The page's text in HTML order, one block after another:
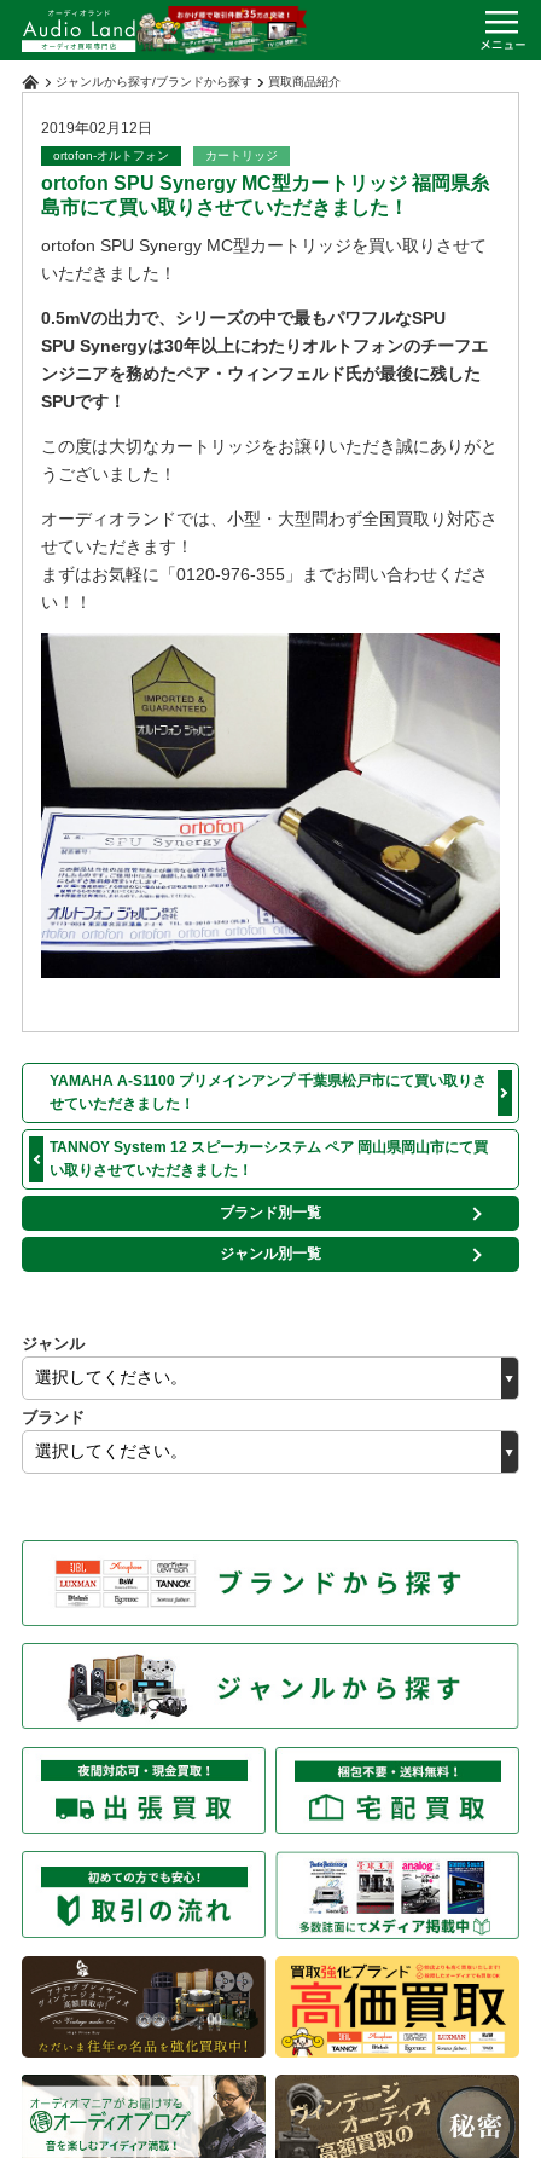
ジャンルから探す/ブランドから探す 買取商品紹介
ジャンル
ブランド
2019年02月12日
ortofon-オルトフォン カートリッジ
ortofon SPU Synergy MC型カートリッジ 福岡県糸
島市にて買い取りさせていただきました！
ortofon SPU Synergy MC型カートリッジを買い取りさせて
いただきました！
0.5mVの出力で、シリーズの中で最もパワフルなSPU
SPU Synergyは30年以上にわたりオルトフォンのチーフエ
ンジニアを務めたペア・ウィンフェルド氏が最後に残した
SPUです！
この度は大切なカートリッジをお譲りいただき誠にありがと
うございました！
オーディオランドでは、小型・大型問わず全国買取り対応さ
せていただきます！
まずはお気軽に「0120-976-355」までお問い合わせくださ
い！！
YAMAHA A-S1100 プリメインアンプ 千葉県松戸市にて買い取りさ
せていただきました！
TANNOY System 12 スピーカーシステム ペア 岡山県岡山市にて買
い取りさせていただきました！
ブランド別一覧
ジャンル別一覧